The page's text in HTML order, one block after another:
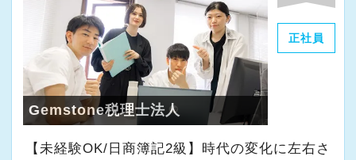
正社員
Gemstone税理士法人
【未経験OK/日商簿記2級】時代の変化に左右さ